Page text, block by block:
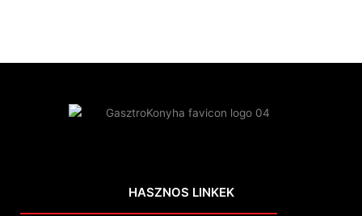
HASZNOS LINKEK